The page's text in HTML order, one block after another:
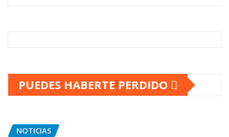
PUEDES HABERTE PERDIDO
NOTICIAS